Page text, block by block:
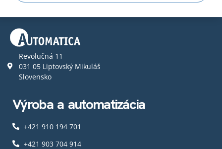
Revolučná 11
031 05 Liptovský Mikuláš
Slovensko
Výroba a automatizácia
+421 910 194 701
+421 903 704 914​